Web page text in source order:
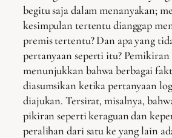
begitu saja dalam menanyakan;
kesimpulan tertentu dianggap
premis tertentu? Dan apa yang
pertanyaan seperti itu? Pemikiran
menunjukkan bahwa berbagai
diasumsikan ketika pertanyaan
diajukan. Tersirat, misalnya,
pikiran seperti keraguan dan
peralihan dari satu ke yang lain